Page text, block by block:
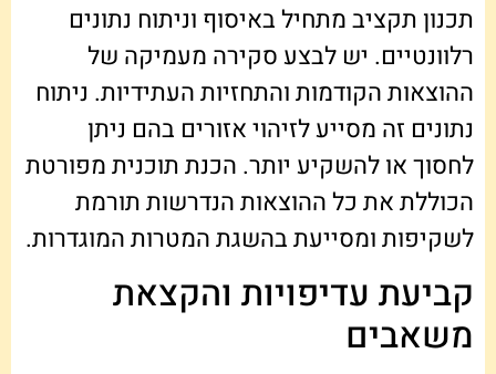
תכנון תקציב מתחיל באיסוף וניתוח נתונים
רלוונטיים. יש לבצע סקירה מעמיקה של
ההוצאות הקודמות והתחזיות העתידיות. ניתוח
נתונים זה מסייע לזיהוי אזורים בהם ניתן
לחסוך או להשקיע יותר. הכנת תוכנית מפורטת
הכוללת את כל ההוצאות הנדרשות תורמת
לשקיפות ומסייעת בהשגת המטרות המוגדרות.
קביעת עדיפויות והקצאת
משאבים